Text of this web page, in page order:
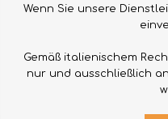
Wenn Sie unsere
Gemäß italienischem
nur und ausschließlich